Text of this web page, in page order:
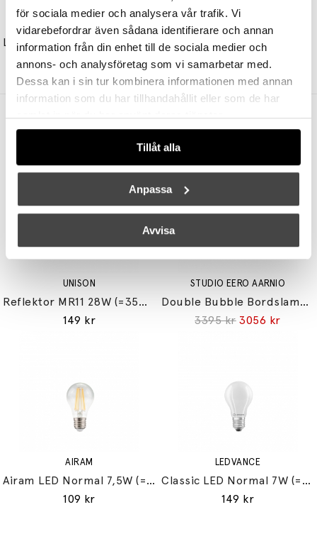
för sociala medier och analysera vår trafik. Vi
vidarebefordrar även sådana identifierare och annan
information från din enhet till de sociala medier och
annons- och analysföretag som vi samarbetar med.
Dessa kan i sin tur kombinera informationen med annan
information som du har tillhandahållit eller som de har
samlat in när du har använt deras tjänster.
Tillåt alla
Anpassa
Avvisa
Lantern Globe Plafond Small
3645 kr 2734 kr
5595 kr 4196 kr
Andra köpte även
UNISON
Reflektor MR11 28W (=35W) GU10
149 kr
STUDIO EERO AARNIO
Double Bubble Bordslampa Small
3395 kr 3056 kr
AIRAM
Airam LED Normal 7,5W (=60W) E27
109 kr
LEDVANCE
Classic LED Normal 7W (=60W) E27
149 kr